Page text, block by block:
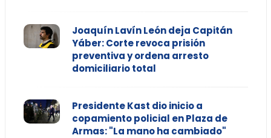
Joaquín Lavín León deja Capitán
Yáber: Corte revoca prisión
preventiva y ordena arresto
domiciliario total
Presidente Kast dio inicio a
copamiento policial en Plaza de
Armas: "La mano ha cambiado"